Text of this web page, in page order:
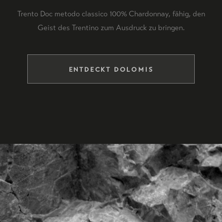
Trento Doc metodo classico 100% Chardonnay, fähig, den
Geist des Trentino zum Ausdruck zu bringen.
ENTDECKT DOLOMIS